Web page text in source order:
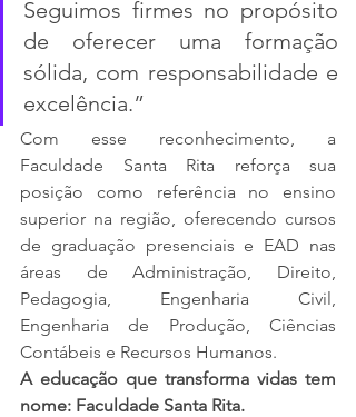
Seguimos firmes no propósito
de oferecer uma formação
sólida, com responsabilidade e
excelência.”
Com esse reconhecimento, a
Faculdade Santa Rita reforça sua
posição como referência no ensino
superior na região, oferecendo cursos
de graduação presenciais e EAD nas
áreas de Administração, Direito,
Pedagogia, Engenharia Civil,
Engenharia de Produção, Ciências
Contábeis e Recursos Humanos.
A educação que transforma vidas tem
nome: Faculdade Santa Rita.